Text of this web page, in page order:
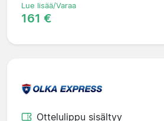
Lue lisää/Varaa
161 €
Ottelulippu sisältyy